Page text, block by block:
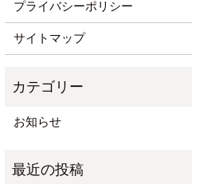
プライバシーポリシー
サイトマップ
お知らせ